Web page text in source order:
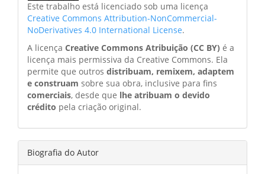
Este trabalho está licenciado sob uma licença
Creative Commons Attribution-NonCommercial-
NoDerivatives 4.0 International License.
A licença Creative Commons Atribuição (CC BY) é a
licença mais permissiva da Creative Commons. Ela
permite que outros distribuam, remixem, adaptem
e construam sobre sua obra, inclusive para fins
comerciais, desde que lhe atribuam o devido
crédito pela criação original.
Biografia do Autor